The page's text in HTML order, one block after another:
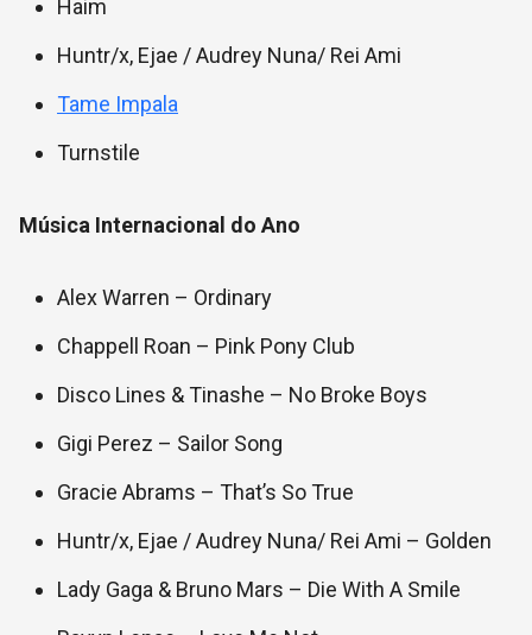
Haim
Huntr/x, Ejae / Audrey Nuna/ Rei Ami
Tame Impala
Turnstile
Música Internacional do Ano
Alex Warren – Ordinary
Chappell Roan – Pink Pony Club
Disco Lines & Tinashe – No Broke Boys
Gigi Perez – Sailor Song
Gracie Abrams – That’s So True
Huntr/x, Ejae / Audrey Nuna/ Rei Ami – Golden
Lady Gaga & Bruno Mars – Die With A Smile